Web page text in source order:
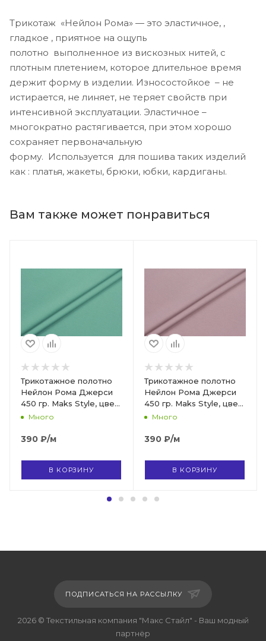
Трикотаж «Нейлон Рома» — это эластичное, ,
гладкое , приятное на ощупь
полотно выполненное из вискозных нитей, с
плотным плетением, которое длительное время
держит форму в изделии. Износостойкое – не
истирается, не линяет, не теряет свойств при
интенсивной эксплуатации. Эластичное –
многократно растягивается, при этом хорошо
сохраняет первоначальную
форму. Используется для пошива таких изделий
как : платья, жакеты, брюки, юбки, кардиганы.
Вам также может понравиться
Трикотажное полотно
Нейлон Рома Джерси
450 гр. Maks Style, цвет
мятный, арт. 2026 D-21
Много
390 ₽/м
В КОРЗИНУ
Трикотажное полотно
Нейлон Рома Джерси
450 гр. Maks Style, цвет
розовый, арт. 2026 D-
Много
390 ₽/м
В КОРЗИНУ
ПОДПИСАТЬСЯ НА РАССЫЛКУ
2026 © Текстильная компания "Макс Стайл" - Ваш модный
партнёр